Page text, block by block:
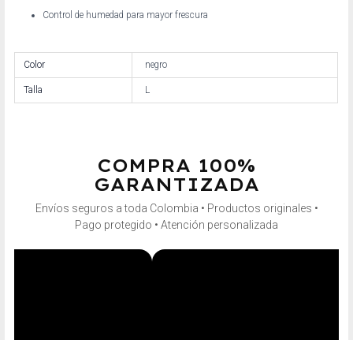
Control de humedad para mayor frescura
Color negro
Talla L
COMPRA 100%
GARANTIZADA
Envíos seguros a toda Colombia • Productos originales •
Pago protegido • Atención personalizada